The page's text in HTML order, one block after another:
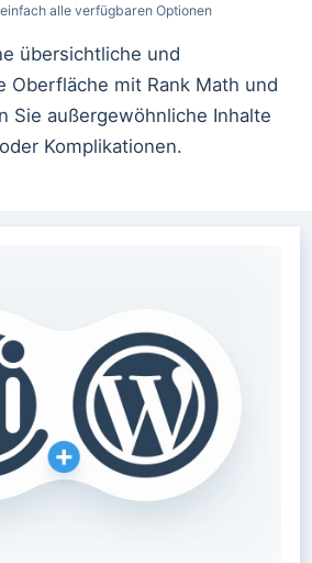
alle verfügbaren Optionen
übersichtliche und
Oberfläche mit Rank Math und
Sie außergewöhnliche Inhalte
Komplikationen.